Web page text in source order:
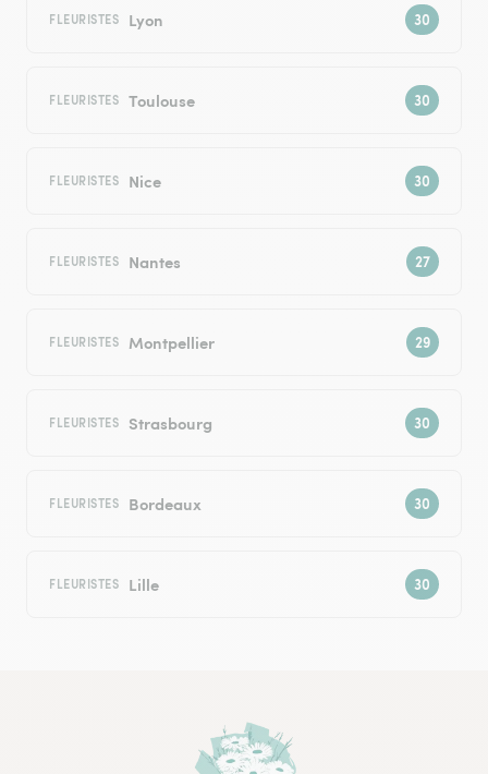
FLEURISTES Lyon
FLEURISTES Toulouse
FLEURISTES Nice
FLEURISTES Nantes
FLEURISTES Montpellier
FLEURISTES Strasbourg
FLEURISTES Bordeaux
FLEURISTES Lille